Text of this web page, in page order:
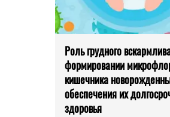
Роль грудного
формировании
кишечника
обеспечения их
здоровья